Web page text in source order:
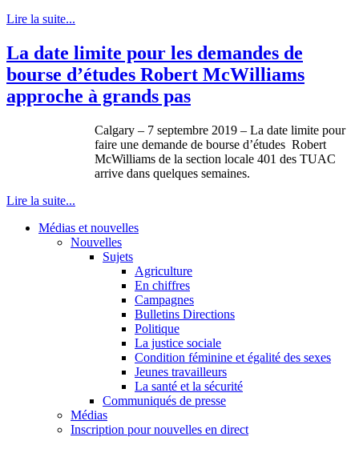
Lire la suite...
La date limite pour les demandes de
bourse d’études Robert McWilliams
approche à grands pas
Calgary – 7 septembre 2019 – La date limite pour
faire une demande de bourse d’études Robert
McWilliams de la section locale 401 des TUAC
arrive dans quelques semaines.
Lire la suite...
Médias et nouvelles
Nouvelles
Sujets
Agriculture
En chiffres
Campagnes
Bulletins Directions
Politique
La justice sociale
Condition féminine et égalité des sexes
Jeunes travailleurs
La santé et la sécurité
Communiqués de presse
Médias
Inscription pour nouvelles en direct